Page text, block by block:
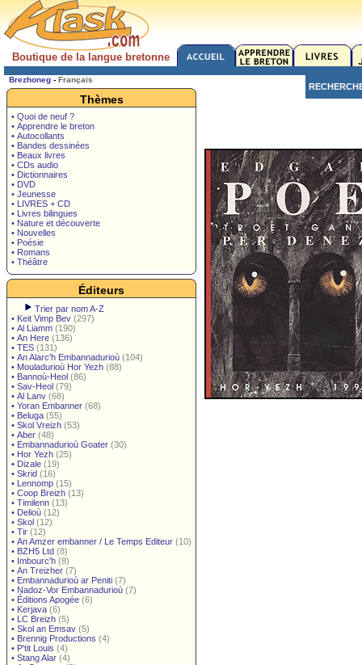
Boutique de la langue bretonne
Brezhoneg - Français
Thèmes
• Quoi de neuf ?
• Apprendre le breton
• Autocollants
• Bandes dessinées
• Beaux livres
• CDs audio
• Dictionnaires
• DVD
• Jeunesse
• LIVRES + CD
• Livres bilingues
• Nature et découverte
• Nouvelles
• Poésie
• Romans
• Théâtre
Éditeurs
Trier par nom A-Z
• Keit Vimp Bev (297)
• Al Liamm (190)
• An Here (136)
• TES (131)
• An Alarc'h Embannadurioù (104)
• Mouladurioù Hor Yezh (88)
• Bannoù-Heol (86)
• Sav-Heol (79)
• Al Lanv (68)
• Yoran Embanner (68)
• Beluga (55)
• Skol Vreizh (53)
• Aber (48)
• Embannadurioù Goater (30)
• Hor Yezh (25)
• Dizale (19)
• Skrid (16)
• Lennomp (15)
• Coop Breizh (13)
• Timilenn (13)
• Delioù (12)
• Skol (12)
• Tir (12)
• An Amzer embanner / Le Temps Editeur (10)
• BZH5 Ltd (8)
• Imbourc'h (8)
• An Treizher (7)
• Embannadurioù ar Peniti (7)
• Nadoz-Vor Embannadurioù (7)
• Éditions Apogée (6)
• Kerjava (6)
• LC Breizh (5)
• Skol an Emsav (5)
• Brennig Productions (4)
• P'tit Louis (4)
• Stang Alar (4)